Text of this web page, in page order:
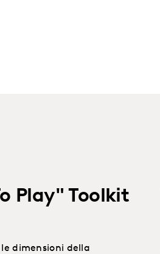
Play" Toolkit
dimensioni della